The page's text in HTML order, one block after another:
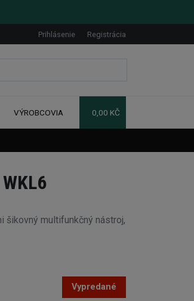
Prihlásenie Registrácia
VÝROBCOVIA 0,00 KČ
šikovný multifunkčný nástroj,
Vypredané